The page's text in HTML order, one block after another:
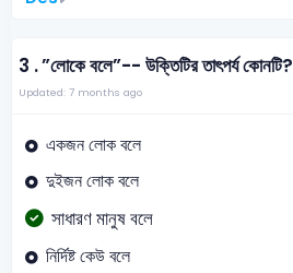
3 .”লোকে বলে”-- উক্তিটির তাৎপর্য কোনটি?
Updated: 7 months ago
একজন লোক বলে
দুইজন লোক বলে
সাধারণ মানুষ বলে
নির্দিষ্ট কেউ বলে